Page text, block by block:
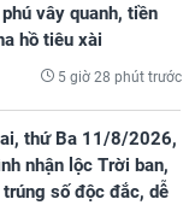
vây quanh, tiền
hồ tiêu xài
5 giờ 28 phút trước
thứ Ba 11/8/2026,
nhận lộc Trời ban,
số độc đắc, dễ